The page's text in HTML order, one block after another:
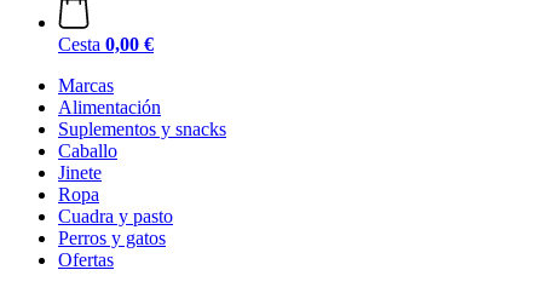
Cesta 0,00 €
Marcas
Alimentación
Suplementos y snacks
Caballo
Jinete
Ropa
Cuadra y pasto
Perros y gatos
Ofertas